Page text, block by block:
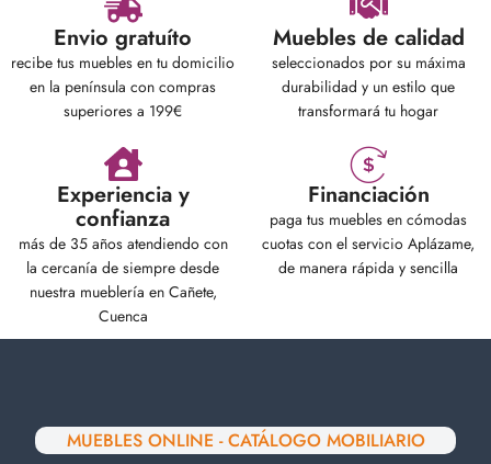
Envio gratuíto
recibe tus muebles en tu domicilio
en la península con compras
superiores a 199€
Muebles de calidad
seleccionados por su máxima
durabilidad y un estilo que
transformará tu hogar
Experiencia y
confianza
más de 35 años atendiendo con
la cercanía de siempre desde
nuestra mueblería en Cañete,
Cuenca
Financiación
paga tus muebles en cómodas
cuotas con el servicio Aplázame,
de manera rápida y sencilla
MUEBLES ONLINE - CATÁLOGO MOBILIARIO